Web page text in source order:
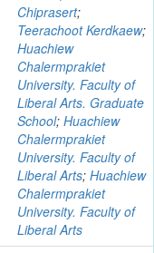
Chiprasert;
Teerachoot Kerdkaew;
Huachiew
Chalermprakiet
University. Faculty of
Liberal Arts. Graduate
School; Huachiew
Chalermprakiet
University. Faculty of
Liberal Arts; Huachiew
Chalermprakiet
University. Faculty of
Liberal Arts